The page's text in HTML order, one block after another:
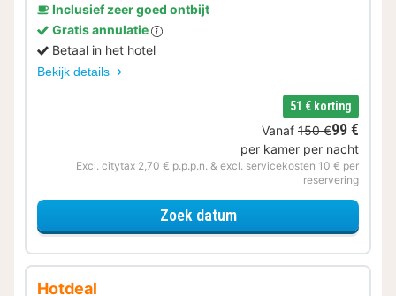
Inclusief zeer goed ontbijt
Gratis annulatie
Betaal in het hotel
Bekijk details
51 € korting
Vanaf 150 €99 €
per kamer per nacht
Excl. citytax 2,70 € p.p.p.n. & excl. servicekosten 10 € per
reservering
Zoek datumvoor Voordeel Special
Hotdeal